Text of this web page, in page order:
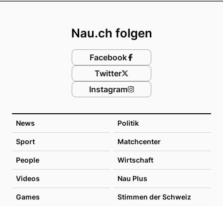
News Politik
Sport Matchcenter
People Wirtschaft
Videos Nau Plus
Games Stimmen der Schweiz
Nau.ch folgen
Facebook
Twitter
Instagram